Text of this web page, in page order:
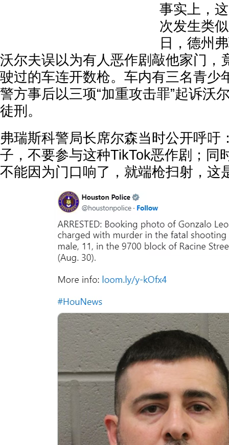
事实上，
次发生类
日，德州
沃尔夫误以为有人恶作剧敲他家门，
驶过的车连开数枪。车内有三名青少
警方事后以三项“加重攻击罪”起诉沃
徒刑。
弗瑞斯科警局长席尔森当时公开呼吁
子，不要参与这种TikTok恶作剧；同
不能因为门口响了，就端枪扫射，这